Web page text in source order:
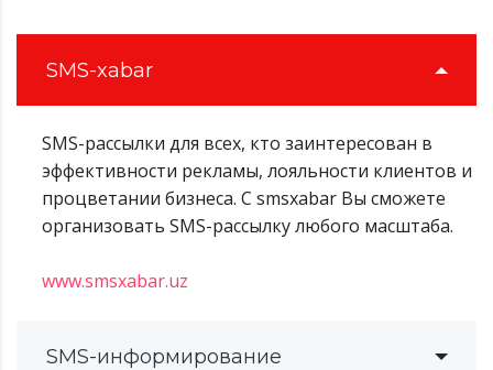
SMS-xabar
SMS-рассылки для всех, кто заинтересован в
эффективности рекламы, лояльности клиентов и
процветании бизнеса. С smsxabar Вы сможете
организовать SMS-рассылку любого масштаба.
www.smsxabar.uz
SMS-информирование